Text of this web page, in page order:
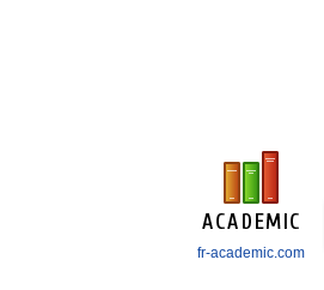
fr-academic.com